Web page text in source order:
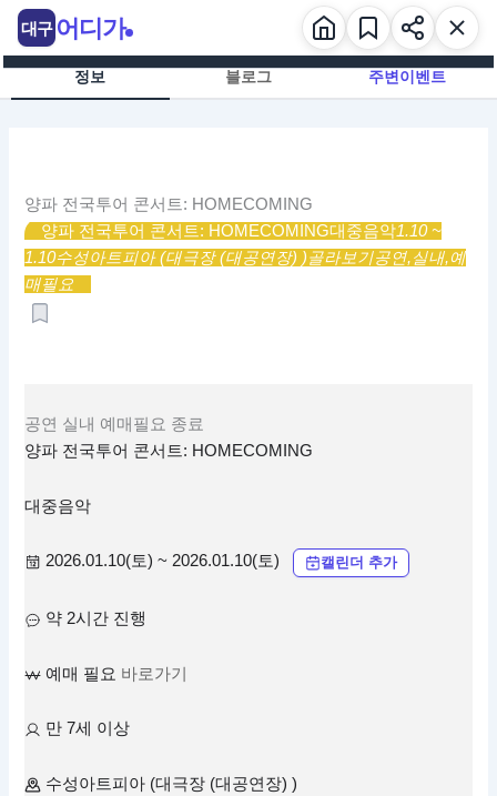
츠
정보 블로그 주변이벤트
양파 전국투어 콘서트: HOMECOMING
양파 전국투어 콘서트: HOMECOMING대중음악1.10 ~
1.10수성아트피아 (대극장 (대공연장) )골라보기공연,실내,예
매필요
공연 실내 예매필요 종료
양파 전국투어 콘서트: HOMECOMING
대중음악
2026.01.10(토) ~ 2026.01.10(토) 캘린더 추가
약 2시간 진행
예매 필요 바로가기
만 7세 이상
수성아트피아 (대극장 (대공연장) )
대구 어디가